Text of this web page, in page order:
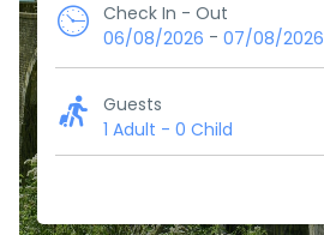
Check In - Out
06/08/2026 - 07/08/2026
Guests
1 Adult - 0 Child